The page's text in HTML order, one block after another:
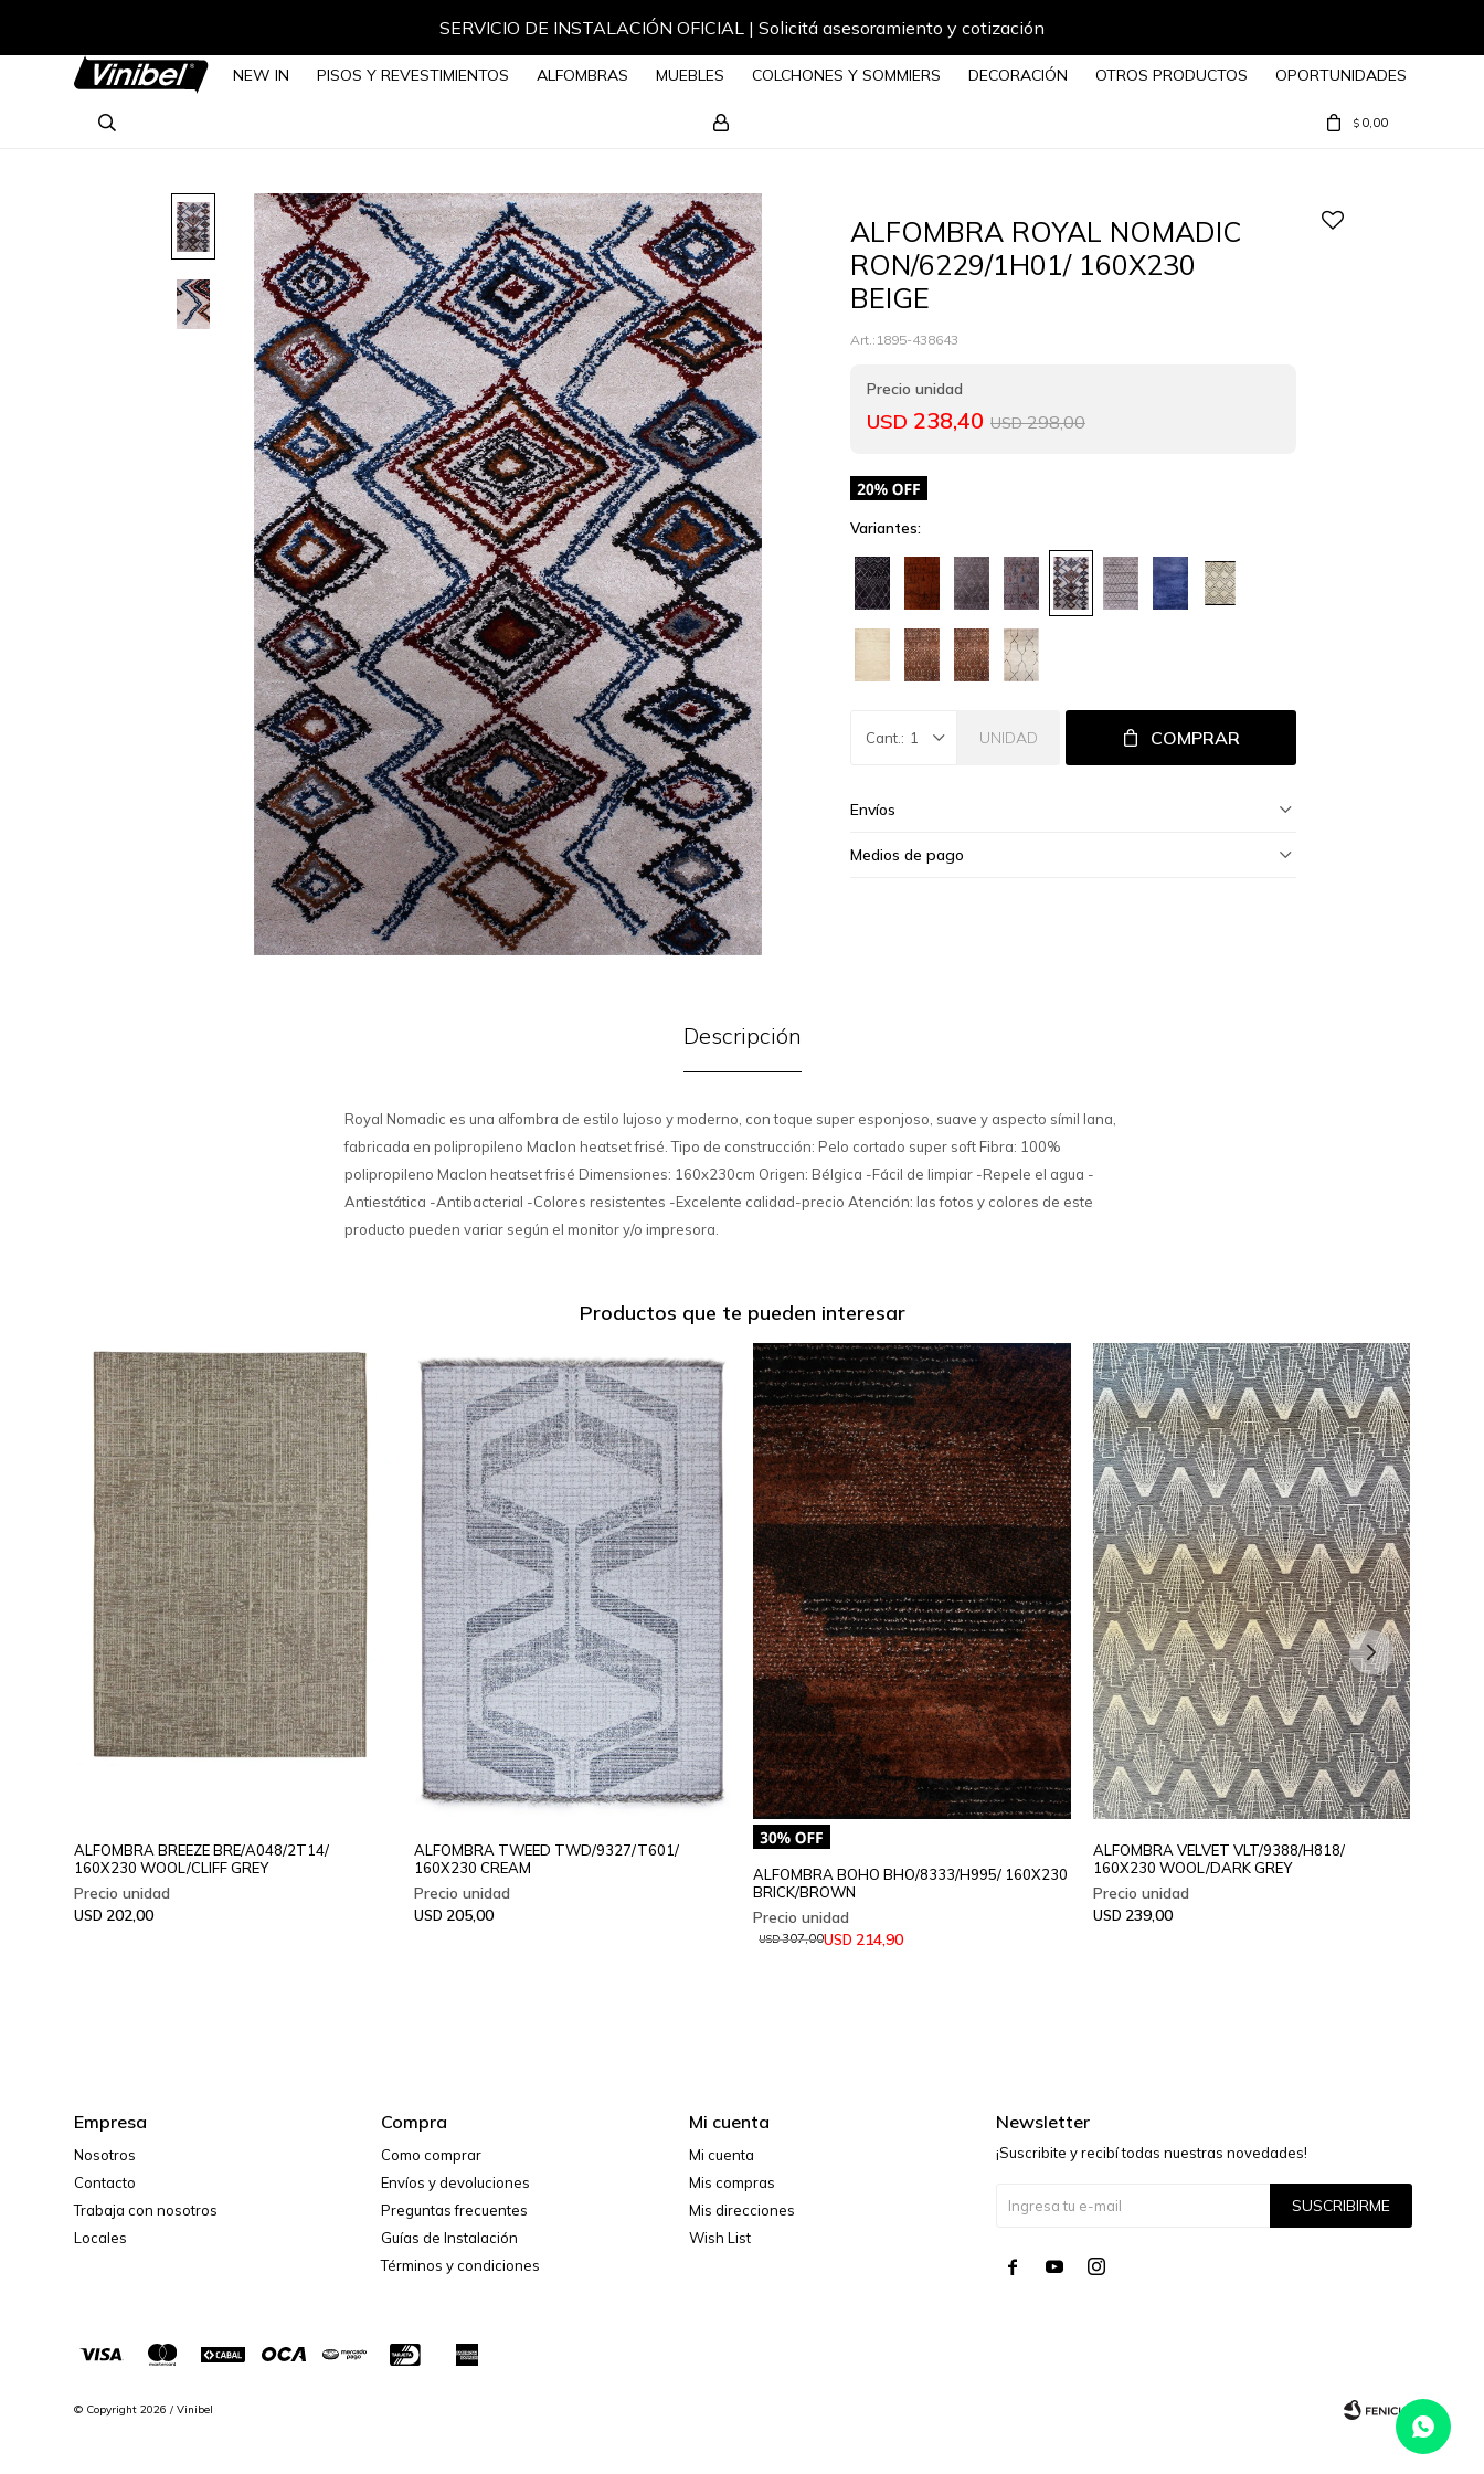
SERVICIO DE INSTALACIÓN OFICIAL | Solicitá asesoramiento y cotización
NEW IN PISOS Y REVESTIMIENTOS ALFOMBRAS MUEBLES COLCHONES Y SOMMIERS DECORACIÓN OTROS PRODUCTOS OPORTUNIDADES
$ 0,00
ALFOMBRA ROYAL NOMADIC
RON/6229/1H01/ 160X230
BEIGE
1895-438643
USD 238,40 USD 298,00
Variantes:
1 UNIDAD COMPRAR
Envíos
Medios de pago
Descripción
Royal Nomadic es una alfombra de estilo lujoso y moderno, con toque super esponjoso, suave y aspecto símil lana,
fabricada en polipropileno Maclon heatset frisé. Tipo de construcción: Pelo cortado super soft Fibra: 100%
polipropileno Maclon heatset frisé Dimensiones: 160x230cm Origen: Bélgica -Fácil de limpiar -Repele el agua -
Antiestática -Antibacterial -Colores resistentes -Excelente calidad-precio Atención: las fotos y colores de este
producto pueden variar según el monitor y/o impresora.
Productos que te pueden interesar
ALFOMBRA BREEZE BRE/A048/2T14/
160X230 WOOL/CLIFF GREY
USD 202,00
ALFOMBRA TWEED TWD/9327/T601/
160X230 CREAM
USD 205,00
ALFOMBRA BOHO BHO/8333/H995/ 160X230
BRICK/BROWN
USD 214,90
USD307,00
ALFOMBRA VELVET VLT/9388/H818/
160X230 WOOL/DARK GREY
USD 239,00
Empresa
Nosotros
Contacto
Trabaja con nosotros
Locales
Compra
Como comprar
Envíos y devoluciones
Preguntas frecuentes
Guías de Instalación
Términos y condiciones
Mi cuenta
Mi cuenta
Mis compras
Mis direcciones
Wish List
Newsletter
¡Suscribite y recibí todas nuestras novedades!
SUSCRIBIRME
  
© Copyright 2026 / Vinibel